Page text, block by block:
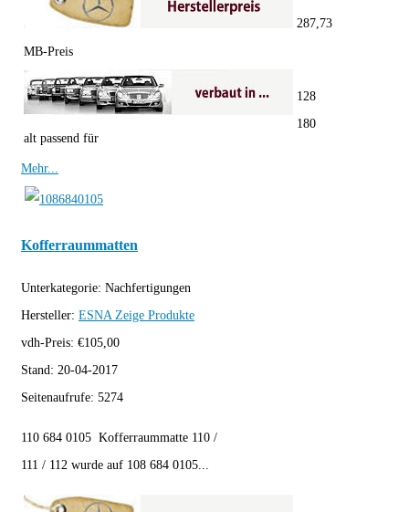
MB-Preis
287,73
alt passend für
128
180
Mehr...
Kofferraummatten
Unterkategorie: Nachfertigungen
Hersteller: ESNA Zeige Produkte
vdh-Preis: €105,00
Stand: 20-04-2017
Seitenaufrufe: 5274
110 684 0105 Kofferraummatte 110 /
111 / 112 wurde auf 108 684 0105...